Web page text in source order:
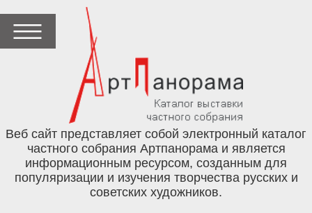
Веб сайт представляет собой электронный каталог
частного собрания Артпанорама и является
информационным ресурсом, созданным для
популяризации и изучения творчества русских и
советских художников.